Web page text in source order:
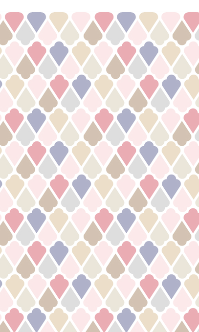
パーマ ￥6,900 デジタルパー
マ ¥15,000~ 縮毛矯正
￥15,000~ ＊ジュニア、スクール
価格は従来通りです。...